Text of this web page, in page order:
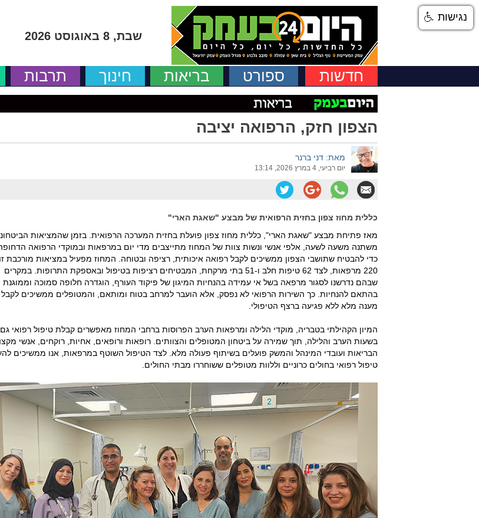
שבת, 8 באוגוסט 2026
חדשות ספורט בריאות חינוך תרבות
הצפון חזק, הרפואה יציבה
מאת: דני ברנר
יום רביעי, 4 במרץ 2026, 13:14
כללית מחוז צפון בחזית הרפואית של מבצע "שאגת הארי"
מאז פתיחת מבצע "שאגת הארי", כללית מחוז צפון פועלת בחזית המערכה הרפואית. בזמן שהמציאות
משתנה משעה לשעה, אלפי אנשי ונשות צוות של המחוז מתייצבים מדי יום במרפאות ובמוקדי הרפואה
כדי להבטיח שתושבי הצפון ממשיכים לקבל רפואה איכותית, רציפה ובטוחה. המחוז מפעיל במציאות מורכבת זו
220 מרפאות, לצד 62 טיפות חלב ו-51 בתי מרקחת, המבטיחים רציפות בטיפול ובאספקת התרופות. במקרים
שבהם נדרשנו לסגור מרפאה בשל אי עמידה בהנחיות המיגון של פיקוד העורף, הוגדרה חלופה סמוכה וממוגנת
בהתאם להנחיות. כך השירות הרפואי לא נפסק, אלא הועבר למרחב בטוח ומותאם, והמטופלים ממשיכים לקבל
מענה מלא ללא פגיעה ברצף הטיפולי.
המיון הקהילתי בטבריה, מוקדי הלילה ומרפאות הערב הפרוסות ברחבי המחוז מאפשרים קבלת טיפול רפואי גם
בשעות הערב והלילה, תוך שמירה על ביטחון המטופלים והצוותים. רופאות ורופאים, אחיות, רוקחים, אנשי
הבריאות ועובדי המינהל והמשק פועלים בשיתוף פעולה מלא. לצד הטיפול השוטף במרפאות, אנו ממשיכים
טיפול רפואי בחולים כרוניים וללוות מטופלים ששוחררו מבתי החולים.
נגישות